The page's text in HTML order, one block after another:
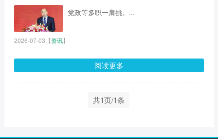
党政等多职一肩挑。...
2026-07-03 【资讯】
阅读更多
共1页/1条